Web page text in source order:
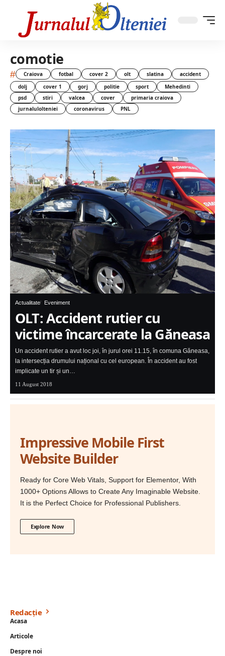
comotie
# Craiova fotbal cover 2 olt slatina
accident
dolj
cover 1 gorj politie sport
Mehedinti
psd
stiri valcea cover
primaria craiova
jurnalulolteniei
coronavirus PNL
Actualitate Eveniment
OLT: Accident rutier cu
victime încarcerate la Găneasa
Un accident rutier a avut loc joi, în jurul orei 11.15, în comuna Găneasa,
la intersecția drumului național cu cel european. În accident au fost
implicate un tir și un…
11 August 2018
Impressive Mobile First
Website Builder
Ready for Core Web Vitals, Support for Elementor, With
1000+ Options Allows to Create Any Imaginable Website.
It is the Perfect Choice for Professional Publishers.
Explore Now
Redacție
Acasa
Articole
Despre noi